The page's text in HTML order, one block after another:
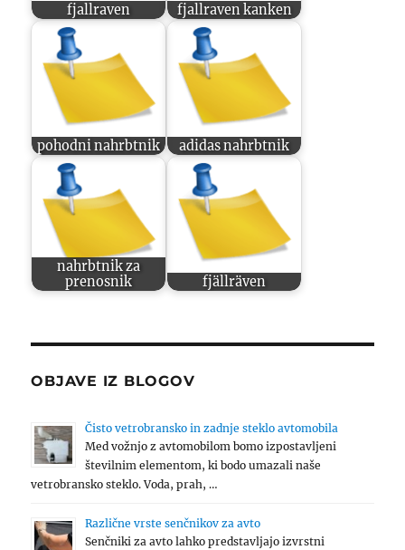
fjallraven fjallraven kanken
pohodni nahrbtnik adidas nahrbtnik
nahrbtnik za
prenosnik
fjällräven
OBJAVE IZ BLOGOV
Čisto vetrobransko in zadnje steklo avtomobila
Med vožnjo z avtomobilom bomo izpostavljeni
številnim elementom, ki bodo umazali naše
vetrobransko steklo. Voda, prah, …
Različne vrste senčnikov za avto
Senčniki za avto lahko predstavljajo izvrstni